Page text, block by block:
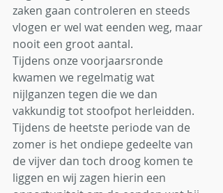
zaken gaan controleren en steeds
vlogen er wel wat eenden weg, maar
nooit een groot aantal.
Tijdens onze voorjaarsronde
kwamen we regelmatig wat
nijlganzen tegen die we dan
vakkundig tot stoofpot herleidden.
Tijdens de heetste periode van de
zomer is het ondiepe gedeelte van
de vijver dan toch droog komen te
liggen en wij zagen hierin een